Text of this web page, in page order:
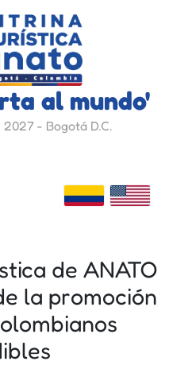
al mundo'
- Bogotá D.C.
de ANATO
la promoción